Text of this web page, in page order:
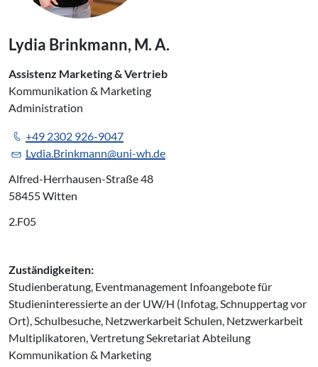
Lydia Brinkmann, M. A.
Assistenz Marketing & Vertrieb
Kommunikation & Marketing
Administration
+49 2302 926-9047
Lydia.Brinkmann@uni-wh.de
Alfred-Herrhausen-Straße 48
58455 Witten
2.F05
Zuständigkeiten:
Studienberatung, Eventmanagement Infoangebote für
Studieninteressierte an der UW/H (Infotag, Schnuppertag vor
Ort), Schulbesuche, Netzwerkarbeit Schulen, Netzwerkarbeit
Multiplikatoren, Vertretung Sekretariat Abteilung
Kommunikation & Marketing